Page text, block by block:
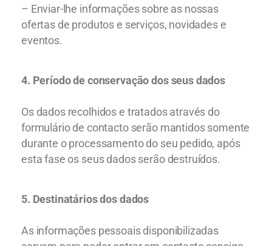
– Enviar-lhe informações sobre as nossas
ofertas de produtos e serviços, novidades e
eventos.
4. Período de conservação dos seus dados
Os dados recolhidos e tratados através do
formulário de contacto serão mantidos somente
durante o processamento do seu pedido, após
esta fase os seus dados serão destruídos.
5. Destinatários dos dados
As informações pessoais disponibilizadas